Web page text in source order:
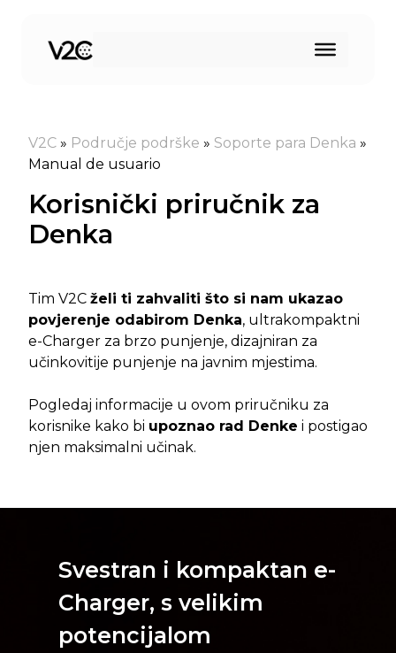
V2C » Područje podrške » Soporte para Denka »
Manual de usuario
Korisnički priručnik za
Denka
Tim V2C želi ti zahvaliti što si nam ukazao
povjerenje odabirom Denka, ultrakompaktni
e-Charger za brzo punjenje, dizajniran za
učinkovitije punjenje na javnim mjestima.
Pogledaj informacije u ovom priručniku za
korisnike kako bi upoznao rad Denke i postigao
njen maksimalni učinak.
Svestran i kompaktan e-
Charger, s velikim
potencijalom